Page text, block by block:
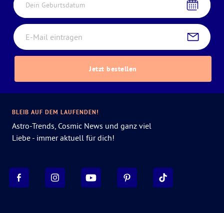
Dein Geburtsdatum
Jetzt bestellen
BLEIB AUF DEM LAUFENDEN!
Astro-Trends, Cosmic News und ganz viel
Liebe - immer aktuell für dich!